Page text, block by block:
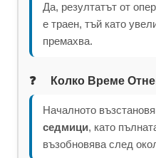
Да, резултатът от
е траен, тъй като
премахва.
Колко Време
Началното
седмици, като
възобновява след